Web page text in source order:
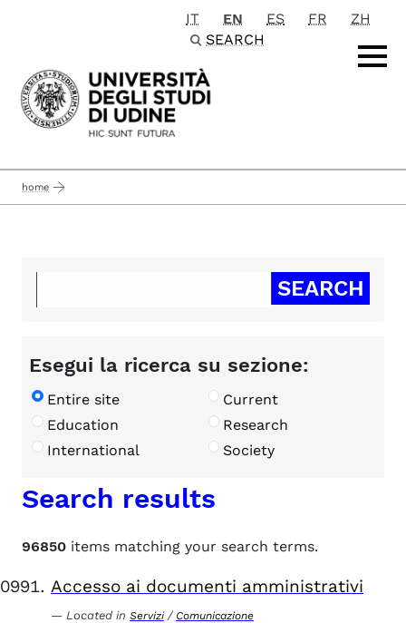
Passa al contenuto principale
IT EN ES FR
ZH
SEARCH
home
Esegui la ricerca su sezione:
Entire site
Current
Education
Research
International
Society
Search results
96850 items matching your search terms.
Accesso ai documenti amministrativi
Located in Servizi / Comunicazione